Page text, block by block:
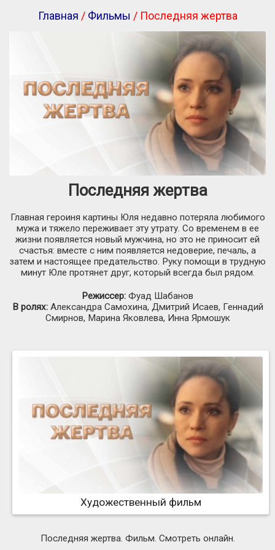
Главная / Фильмы / Последняя жертва
Последняя жертва
Главная героиня картины Юля недавно потеряла любимого
мужа и тяжело переживает эту утрату. Со временем в ее
жизни появляется новый мужчина, но это не приносит ей
счастья: вместе с ним появляется недоверие, печаль, а
затем и настоящее предательство. Руку помощи в трудную
минут Юле протянет друг, который всегда был рядом.
Режиссер: Фуад Шабанов
В ролях:Александра Самохина, Дмитрий Исаев, Геннадий
Смирнов, Марина Яковлева, Инна Ярмошук
Художественный фильм
Последняя жертва. Фильм. Смотреть онлайн.